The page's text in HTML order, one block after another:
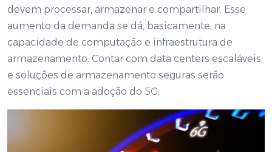
devem processar, armazenar e compartilhar. Esse
aumento da demanda se dá, basicamente, na
capacidade de computação e infraestrutura de
armazenamento. Contar com data centers escaláveis
e soluções de armazenamento seguras serão
essenciais com a adoção do 5G.